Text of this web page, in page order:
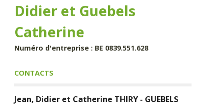
Didier et Guebels
Catherine
Numéro d'entreprise : BE 0839.551.628
CONTACTS
Jean, Didier et Catherine THIRY - GUEBELS